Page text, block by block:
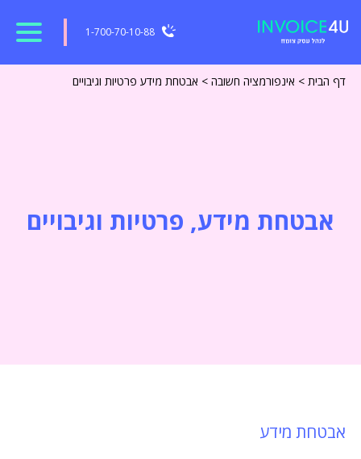
1-700-70-10-88
דף הבית > אינפורמציה חשובה > אבטחת מידע פרטיות וגיבויים
אבטחת מידע, פרטיות וגיבויים
אבטחת מידע